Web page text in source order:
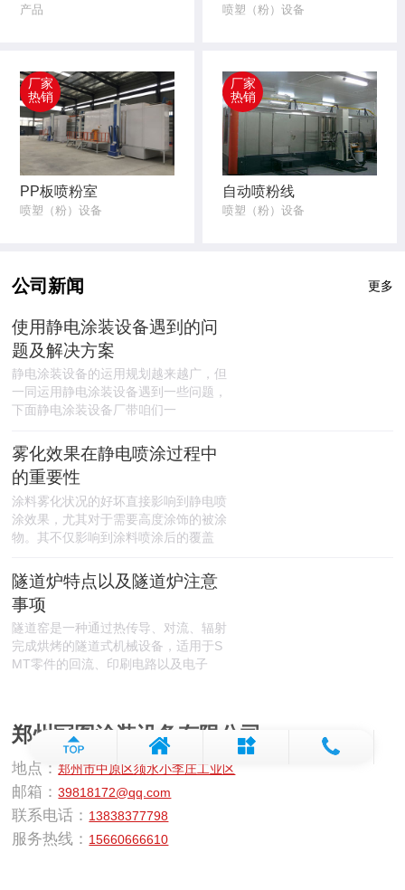
产品 喷塑（粉）设备
厂家
热销
PP板喷粉室
喷塑（粉）设备
厂家
热销
自动喷粉线
喷塑（粉）设备
公司新闻 更多
使用静电涂装设备遇到的问
题及解决方案
静电涂装设备的运用规划越来越广，但
一同运用静电涂装设备遇到一些问题，
下面静电涂装设备厂带咱们一
雾化效果在静电喷涂过程中
的重要性
涂料雾化状况的好坏直接影响到静电喷
涂效果，尤其对于需要高度涂饰的被涂
物。其不仅影响到涂料喷涂后的覆盖
隧道炉特点以及隧道炉注意
事项
隧道窑是一种通过热传导、对流、辐射
完成烘烤的隧道式机械设备，适用于S
MT零件的回流、印刷电路以及电子
郑州冠图涂装设备有限公司
地点：郑州市中原区须水小李庄工业区
邮箱：39818172@qq.com
联系电话： 13838377798
服务热线： 15660666610